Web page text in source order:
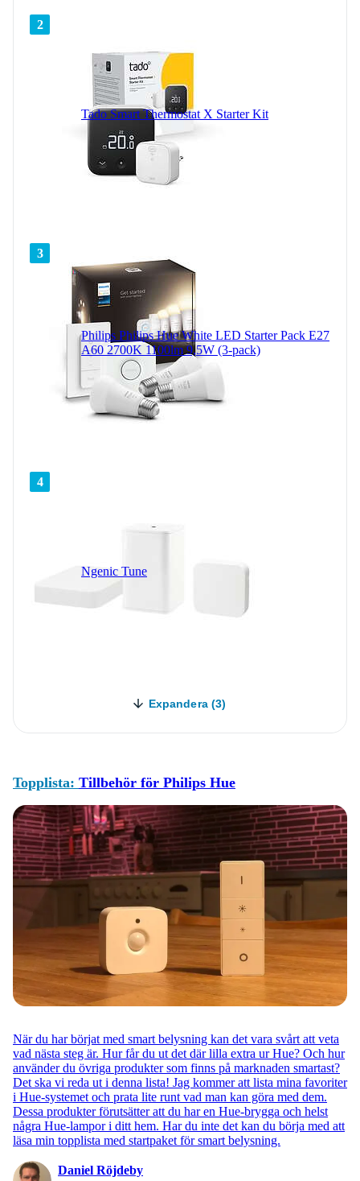
2
Tado Smart Thermostat X Starter Kit
3
Philips Philips Hue White LED Starter Pack E27
A60 2700K 1100lm 9,5W (3-pack)
4
Ngenic Tune
Expandera (3)
Topplista: Tillbehör för Philips Hue
När du har börjat med smart belysning kan det vara svårt att veta
vad nästa steg är. Hur får du ut det där lilla extra ur Hue? Och hur
använder du övriga produkter som finns på marknaden smartast?
Det ska vi reda ut i denna lista! Jag kommer att lista mina favoriter
i Hue-systemet och prata lite runt vad man kan göra med dem.
Dessa produkter förutsätter att du har en Hue-brygga och helst
några Hue-lampor i ditt hem. Har du inte det kan du börja med att
läsa min topplista med startpaket för smart belysning.
Daniel Röjdeby